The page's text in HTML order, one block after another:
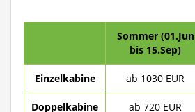
Sommer (01.Jun
bis 15.Sep)
Einzelkabine ab 1030 EUR
Doppelkabine ab 720 EUR